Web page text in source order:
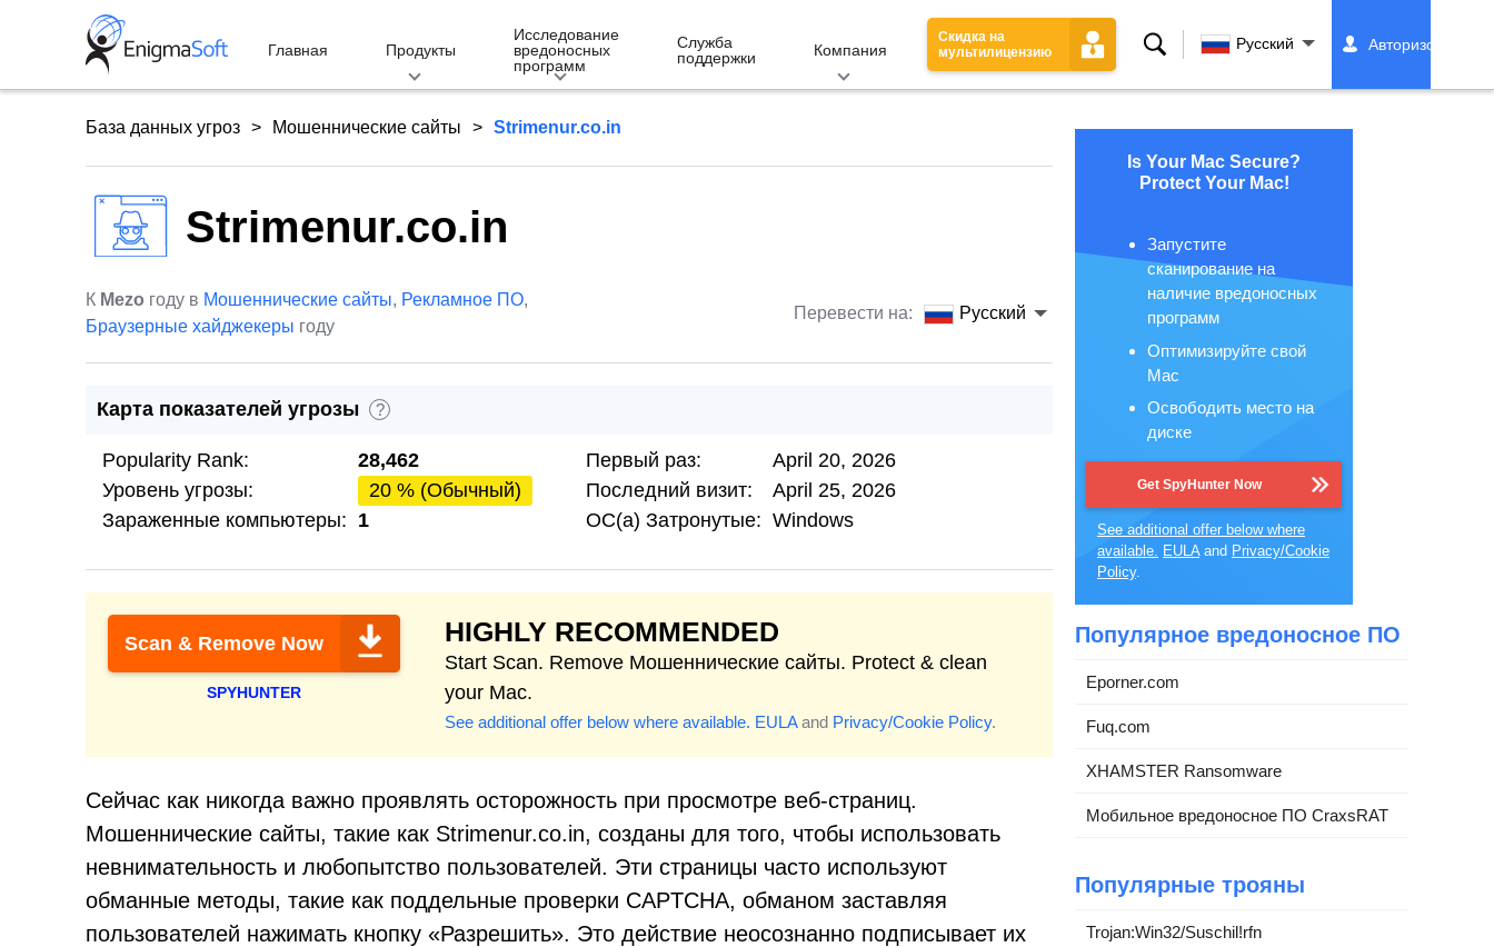
Главная Продукты
Исследование
вредоносных
программ
Служба
поддержки
Компания
Скидка на
мультилицензию
Поиск Русский Авторизоваться
База данных угроз Мошеннические сайты Strimenur.co.in
Strimenur.co.in
К Mezo году в Мошеннические сайты, Рекламное ПО,
Браузерные хайджекеры году
Перевести на: Русский
Карта показателей угрозы ?
Popularity Rank:
28,462
Уровень угрозы:
20 % (Обычный)
Зараженные компьютеры: 1
Первый раз:
April 20, 2026
Последний визит:
April 25, 2026
ОС(а) Затронутые: Windows
Scan & Remove Now
SPYHUNTER
HIGHLY RECOMMENDED
Start Scan. Remove Мошеннические сайты. Protect & clean
your Mac.
See additional offer below where available. EULAand Privacy/Cookie Policy.
Сейчас как никогда важно проявлять осторожность при просмотре веб-страниц.
Мошеннические сайты, такие как Strimenur.co.in, созданы для того, чтобы использовать
невнимательность и любопытство пользователей. Эти страницы часто используют
обманные методы, такие как поддельные проверки CAPTCHA, обманом заставляя
пользователей нажимать кнопку «Разрешить». Это действие неосознанно подписывает их
Is Your Mac Secure?
Protect Your Mac!
Запустите
сканирование на
наличие вредоносных
программ
Оптимизируйте свой
Mac
Освободить место на
диске
Get SpyHunter Now
See additional offer below where
available. EULAand Privacy/Cookie
Policy.
Популярное вредоносное ПО
Eporner.com
Fuq.com
XHAMSTER Ransomware
Мобильное вредоносное ПО CraxsRAT
Популярные трояны
Trojan:Win32/Suschil!rfn